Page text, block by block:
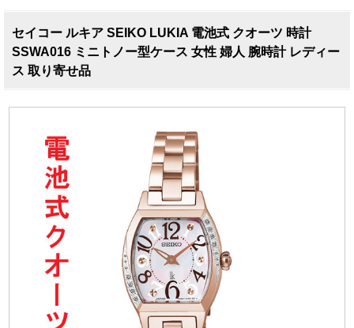
セイコー ルキア SEIKO LUKIA 電池式 クオーツ 時計
SSWA016 ミニトノー型ケース 女性 婦人 腕時計 レディー
ス 取り寄せ品